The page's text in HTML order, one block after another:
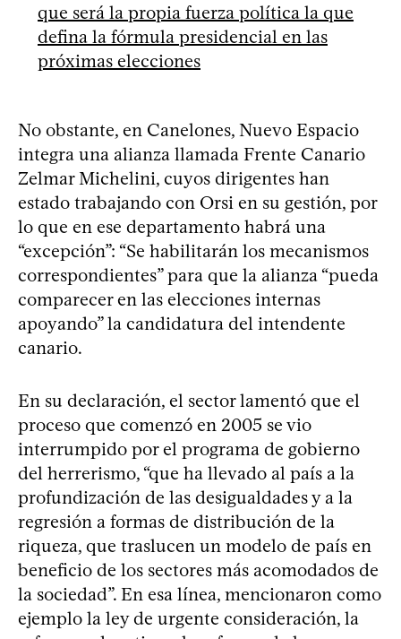
que será la propia fuerza política la que
defina la fórmula presidencial en las
próximas elecciones
No obstante, en Canelones, Nuevo Espacio
integra una alianza llamada Frente Canario
Zelmar Michelini, cuyos dirigentes han
estado trabajando con Orsi en su gestión, por
lo que en ese departamento habrá una
“excepción”: “Se habilitarán los mecanismos
correspondientes” para que la alianza “pueda
comparecer en las elecciones internas
apoyando” la candidatura del intendente
canario.
En su declaración, el sector lamentó que el
proceso que comenzó en 2005 se vio
interrumpido por el programa de gobierno
del herrerismo, “que ha llevado al país a la
profundización de las desigualdades y a la
regresión a formas de distribución de la
riqueza, que traslucen un modelo de país en
beneficio de los sectores más acomodados de
la sociedad”. En esa línea, mencionaron como
ejemplo la ley de urgente consideración, la